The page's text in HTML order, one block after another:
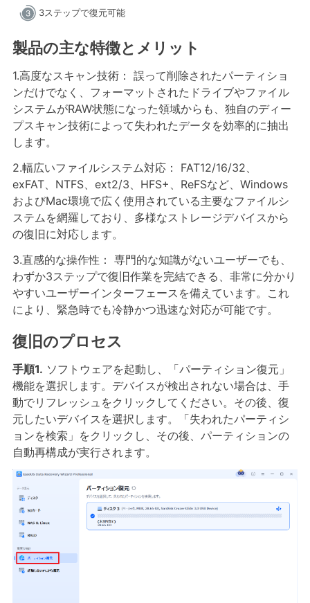
3ステップで復元可能
製品の主な特徴とメリット
1.高度なスキャン技術： 誤って削除されたパーティショ
ンだけでなく、フォーマットされたドライブやファイル
システムがRAW状態になった領域からも、独自のディー
プスキャン技術によって失われたデータを効率的に抽出
します。
2.幅広いファイルシステム対応： FAT12/16/32、
exFAT、NTFS、ext2/3、HFS+、ReFSなど、Windows
およびMac環境で広く使用されている主要なファイルシ
ステムを網羅しており、多様なストレージデバイスから
の復旧に対応します。
3.直感的な操作性： 専門的な知識がないユーザーでも、
わずか3ステップで復旧作業を完結できる、非常に分かり
やすいユーザーインターフェースを備えています。これ
により、緊急時でも冷静かつ迅速な対応が可能です。
復旧のプロセス
手順1. ソフトウェアを起動し、「パーティション復元」
機能を選択します。デバイスが検出されない場合は、手
動でリフレッシュをクリックしてください。その後、復
元したいデバイスを選択します。「失われたパーティシ
ョンを検索」をクリックし、その後、パーティションの
自動再構成が実行されます。